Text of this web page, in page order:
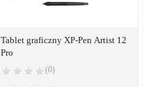
Tablet graficzny XP-Pen Artist 12
Pro
(0)